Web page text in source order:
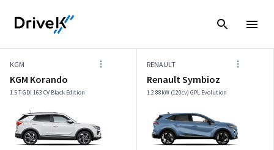
KGM
KGM Korando
1.5 T-GDI 163 CV Black Edition
RENAULT
Renault Symbioz
1.2 88kW (120cv) GPL Evolution